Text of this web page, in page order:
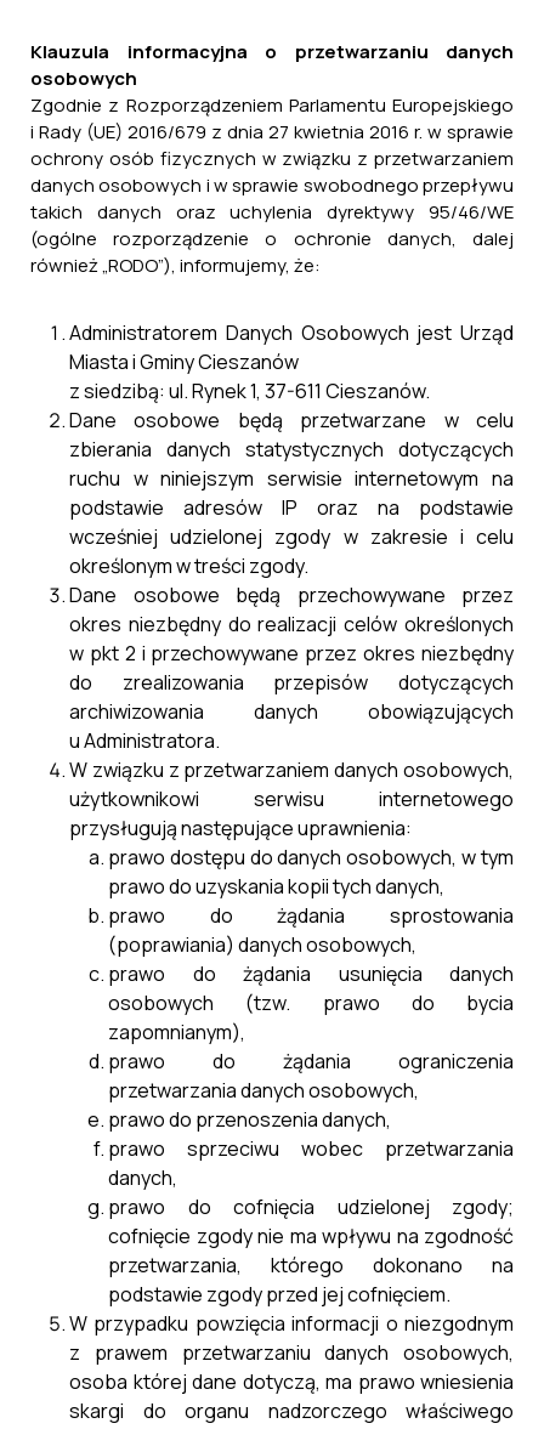
Klauzula informacyjna o przetwarzaniu danych
osobowych
Zgodnie z Rozporządzeniem Parlamentu Europejskiego
i Rady (UE) 2016/679 z dnia 27 kwietnia 2016 r. w sprawie
ochrony osób fizycznych w związku z przetwarzaniem
danych osobowych i w sprawie swobodnego przepływu
takich danych oraz uchylenia dyrektywy 95/46/WE
(ogólne rozporządzenie o ochronie danych, dalej
również „RODO”), informujemy, że:
Administratorem Danych Osobowych jest Urząd
Miasta i Gminy Cieszanów
z siedzibą: ul. Rynek 1, 37-611 Cieszanów.
Dane osobowe będą przetwarzane w celu
zbierania danych statystycznych dotyczących
ruchu w niniejszym serwisie internetowym na
podstawie adresów IP oraz na podstawie
wcześniej udzielonej zgody w zakresie i celu
określonym w treści zgody.
Dane osobowe będą przechowywane przez
okres niezbędny do realizacji celów określonych
w pkt 2 i przechowywane przez okres niezbędny
do zrealizowania przepisów dotyczących
archiwizowania danych obowiązujących
u Administratora.
W związku z przetwarzaniem danych osobowych,
użytkownikowi serwisu internetowego
przysługują następujące uprawnienia:
prawo dostępu do danych osobowych, w tym
prawo do uzyskania kopii tych danych,
prawo do żądania sprostowania
(poprawiania) danych osobowych,
prawo do żądania usunięcia danych
osobowych (tzw. prawo do bycia
zapomnianym),
prawo do żądania ograniczenia
przetwarzania danych osobowych,
prawo do przenoszenia danych,
prawo sprzeciwu wobec przetwarzania
danych,
prawo do cofnięcia udzielonej zgody;
cofnięcie zgody nie ma wpływu na zgodność
przetwarzania, którego dokonano na
podstawie zgody przed jej cofnięciem.
W przypadku powzięcia informacji o niezgodnym
z prawem przetwarzaniu danych osobowych,
osoba której dane dotyczą, ma prawo wniesienia
skargi do organu nadzorczego właściwego